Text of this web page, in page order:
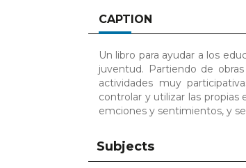
CAPTION
Un libro para ayudar a los
juventud. Partiendo de
actividades muy
controlar y utilizar las
emciones y sentimientos, y
Subjects